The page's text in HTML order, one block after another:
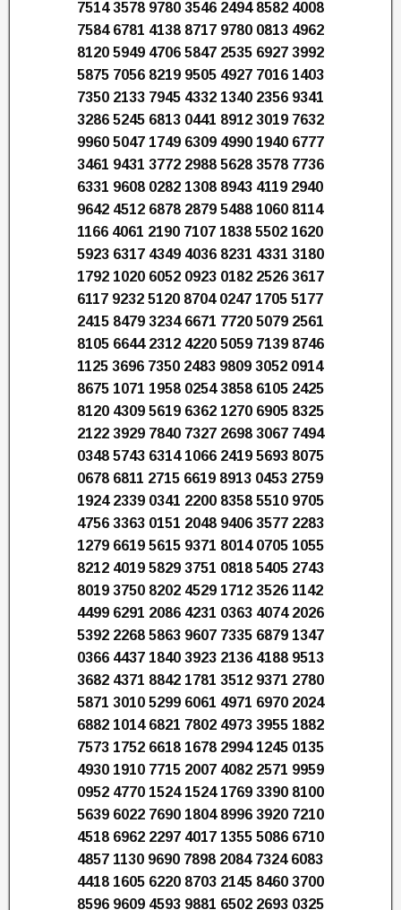
7514 3578 9780 3546 2494 8582 4008
7584 6781 4138 8717 9780 0813 4962
8120 5949 4706 5847 2535 6927 3992
5875 7056 8219 9505 4927 7016 1403
7350 2133 7945 4332 1340 2356 9341
3286 5245 6813 0441 8912 3019 7632
9960 5047 1749 6309 4990 1940 6777
3461 9431 3772 2988 5628 3578 7736
6331 9608 0282 1308 8943 4119 2940
9642 4512 6878 2879 5488 1060 8114
1166 4061 2190 7107 1838 5502 1620
5923 6317 4349 4036 8231 4331 3180
1792 1020 6052 0923 0182 2526 3617
6117 9232 5120 8704 0247 1705 5177
2415 8479 3234 6671 7720 5079 2561
8105 6644 2312 4220 5059 7139 8746
1125 3696 7350 2483 9809 3052 0914
8675 1071 1958 0254 3858 6105 2425
8120 4309 5619 6362 1270 6905 8325
2122 3929 7840 7327 2698 3067 7494
0348 5743 6314 1066 2419 5693 8075
0678 6811 2715 6619 8913 0453 2759
1924 2339 0341 2200 8358 5510 9705
4756 3363 0151 2048 9406 3577 2283
1279 6619 5615 9371 8014 0705 1055
8212 4019 5829 3751 0818 5405 2743
8019 3750 8202 4529 1712 3526 1142
4499 6291 2086 4231 0363 4074 2026
5392 2268 5863 9607 7335 6879 1347
0366 4437 1840 3923 2136 4188 9513
3682 4371 8842 1781 3512 9371 2780
5871 3010 5299 6061 4971 6970 2024
6882 1014 6821 7802 4973 3955 1882
7573 1752 6618 1678 2994 1245 0135
4930 1910 7715 2007 4082 2571 9959
0952 4770 1524 1524 1769 3390 8100
5639 6022 7690 1804 8996 3920 7210
4518 6962 2297 4017 1355 5086 6710
4857 1130 9690 7898 2084 7324 6083
4418 1605 6220 8703 2145 8460 3700
8596 9609 4593 9881 6502 2693 0325